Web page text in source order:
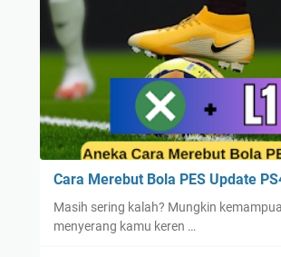
Cara Merebut Bola PES Update
Masih sering kalah? Mungkin
menyerang kamu keren …